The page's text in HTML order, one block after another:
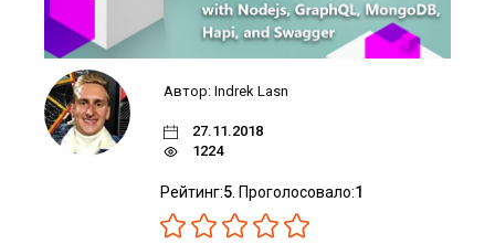
Автор: Indrek Lasn
27.11.2018
1224
Рейтинг:5 . Проголосовало:1